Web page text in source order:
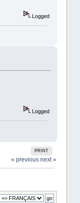
Logged
Logged
PRINT
« previous next »